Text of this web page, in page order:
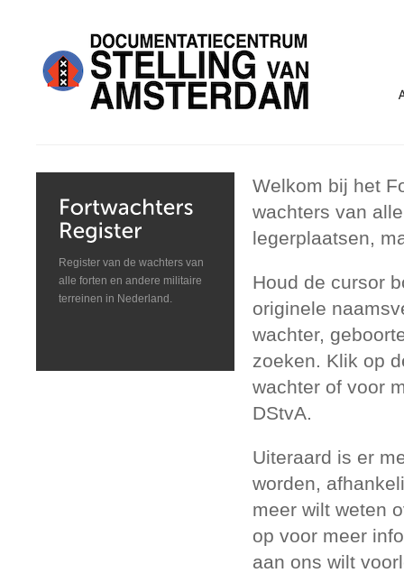
Register van de wachters van
alle forten en andere militaire
terreinen in Nederland.
Welkom bij het
wachters van
legerplaatsen,
Houd de cursor
originele
wachter,
zoeken. Klik op
wachter of voor
DStvA.
Uiteraard is er
worden,
meer wilt weten
op voor meer
aan ons wilt